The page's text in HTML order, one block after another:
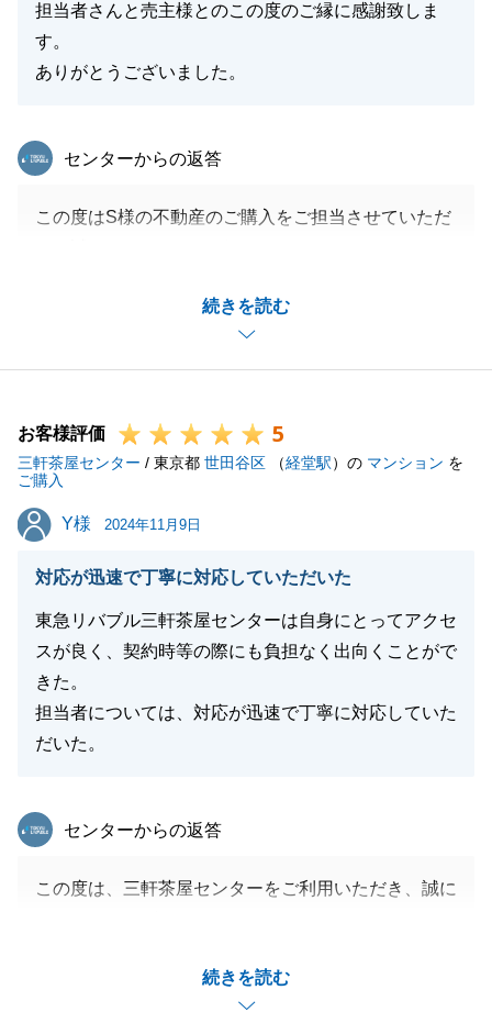
担当者さんと売主様とのこの度のご縁に感謝致しま
す。
ありがとうございました。
続きを読む
東急リバブル
センターからの返答
この度はS様の不動産のご購入をご担当させていただ
重ねてお礼申し上げます。
お引越し後には改めてご挨拶にお伺いさせていただき
新居でのご多幸を心よりお祈り申し上げます。
引き続きよろしくお願い申し上げます。
お客様評価 5
三軒茶屋センター / 東京都 世田谷区 （経堂駅）の マンション を
ご購入
Y様
Y様 2024年11月9日
対応が迅速で丁寧に対応していただいた
東急リバブル三軒茶屋センターは自身にとってアクセ
スが良く、契約時等の際にも負担なく出向くことがで
きた。
担当者については、対応が迅速で丁寧に対応していた
だいた。
続きを読む
東急リバブル
センターからの返答
この度は、三軒茶屋センターをご利用いただき、誠に
円滑にお取引をすることができたのは、Y様のご協力